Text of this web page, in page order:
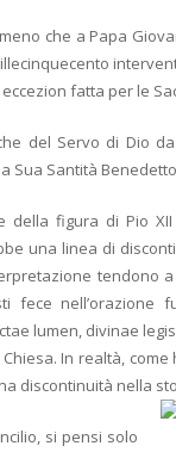
che a Papa
fatta per le
del Servo di Dio
Sua Santità Benedetto
della figura di Pio
una linea di
tendono
fece nell’orazione
lumen, divinae
In realtà,
discontinuità nella
si pensi solo